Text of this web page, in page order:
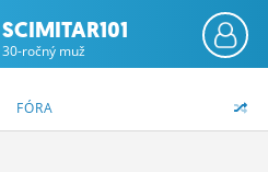
SCIMITAR101
30-ročný muž
FÓRA